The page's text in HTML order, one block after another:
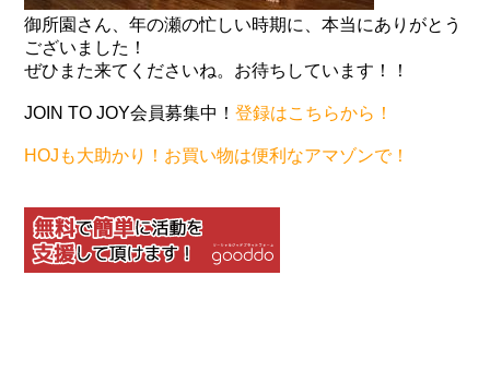
御所園さん、年の瀬の忙しい時期に、本当にありがとう
ございました！
ぜひまた来てくださいね。お待ちしています！！
JOIN TO JOY会員募集中！登録はこちらから！
HOJも大助かり！お買い物は便利なアマゾンで！